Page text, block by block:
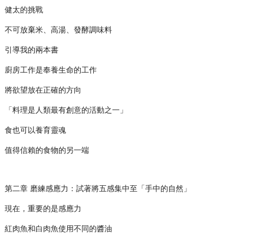
健太的挑戰
不可放棄米、高湯、發酵調味料
引導我的兩本書
廚房工作是奉養生命的工作
將欲望放在正確的方向
「料理是人類最有創意的活動之一」
食也可以養育靈魂
值得信賴的食物的另一端
第二章 磨練感應力：試著將五感集中至「手中的自然」
現在，重要的是感應力
紅肉魚和白肉魚使用不同的醬油